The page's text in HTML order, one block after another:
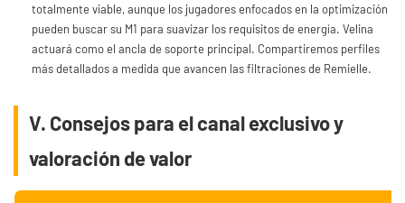
totalmente viable, aunque los jugadores enfocados en la optimización
pueden buscar su M1 para suavizar los requisitos de energía. Velina
actuará como el ancla de soporte principal. Compartiremos perfiles
más detallados a medida que avancen las filtraciones de Remielle.
V. Consejos para el canal exclusivo y
valoración de valor